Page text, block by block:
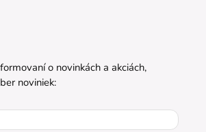
o novinkách a akciách,
noviniek: